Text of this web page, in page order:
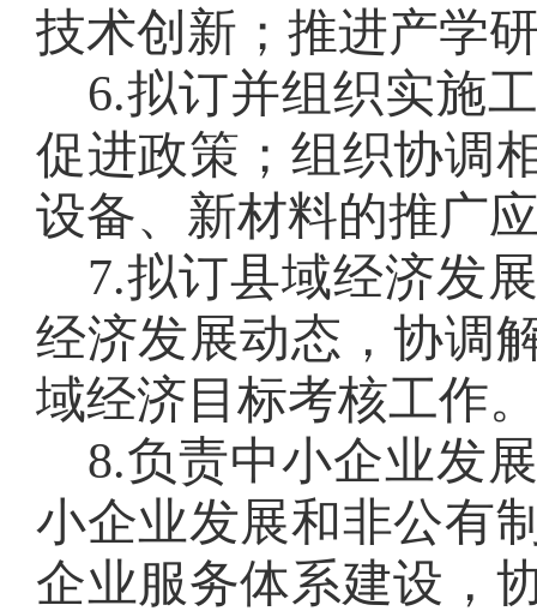
技术创新；推进产学
6.拟订并组织实施
促进政策；组织协调
设备、新材料的推广
7.拟订县域经济发
经济发展动态，协调
域经济目标考核工作
8.负责中小企业发
小企业发展和非公有
企业服务体系建设，